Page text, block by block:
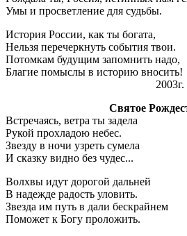
Умы и просветление для судьбы.
История России, как ты богата,
Нельзя перечеркнуть события твои.
Потомкам будущим запомнить надо,
Благие помыслы в историю вносить!
2003г.
Святое
Встречаясь, ветра ты задела
Рукой прохладою небес.
Звезду в ночи узреть сумела
И сказку видно без чудес...
Волхвы идут дорогой дальней
В надежде радость уловить.
Звезда им путь в дали бескрайнем
Поможет к Богу проложить.